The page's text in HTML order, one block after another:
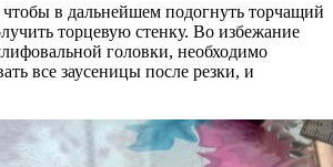
в дальнейшем подогнуть торчащий
торцевую стенку. Во избежание
головки, необходимо
все заусеницы после резки, и